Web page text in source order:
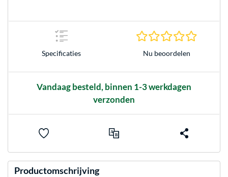
Specificaties Nu beoordelen
Vandaag besteld, binnen 1-3 werkdagen
verzonden
Productomschrijving